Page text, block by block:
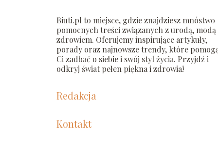
Biuti.pl to miejsce, gdzie znajdziesz mnóstwo
pomocnych treści związanych z urodą, modą
zdrowiem. Oferujemy inspirujące artykuły,
porady oraz najnowsze trendy, które
Ci zadbać o siebie i swój styl życia. Przyjdź i
odkryj świat pełen piękna i zdrowia!
Redakcja
Kontakt